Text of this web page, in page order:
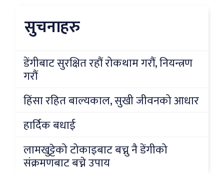
सुचनाहरु
डेंगीबाट सुरक्षित रहौं रोकथाम गरौं, नियन्त्रण
गरौं
हिंसा रहित बाल्यकाल, सुखी जीवनको आधार
हार्दिक बधाई
लामखुट्टेको टोकाइबाट बच्नु नै डेंगीको
संक्रमणबाट बच्ने उपाय